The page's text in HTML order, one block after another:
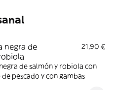
negra de
21,90 €
de salmón y robiola con
pescado y con gambas